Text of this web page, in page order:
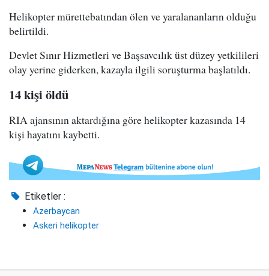
Helikopter mürettebatından ölen ve yaralananların olduğu
belirtildi.
Devlet Sınır Hizmetleri ve Başsavcılık üst düzey yetkilileri
olay yerine giderken, kazayla ilgili soruşturma başlatıldı.
14 kişi öldü
RIA ajansının aktardığına göre helikopter kazasında 14
kişi hayatını kaybetti.
Etiketler :
Azerbaycan
Askeri helikopter